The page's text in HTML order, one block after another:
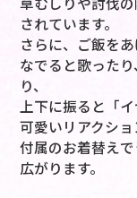
されています。
さらに、ご飯を
なでると歌った
り、
上下に振ると「
可愛いリアクショ
付属のお着替え
広がります。